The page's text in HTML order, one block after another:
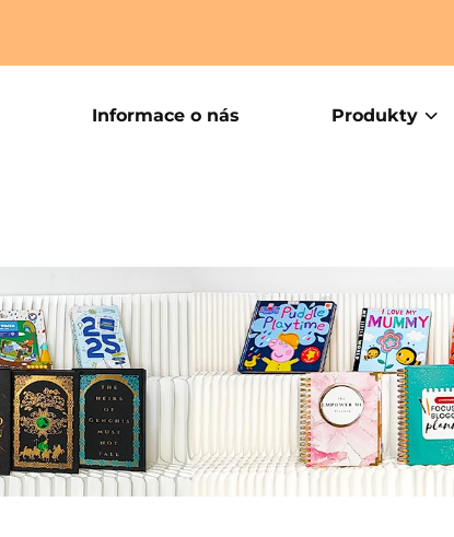
Informace o nás Produkty